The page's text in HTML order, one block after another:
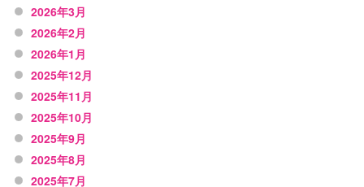
2026年3月
2026年2月
2026年1月
2025年12月
2025年11月
2025年10月
2025年9月
2025年8月
2025年7月